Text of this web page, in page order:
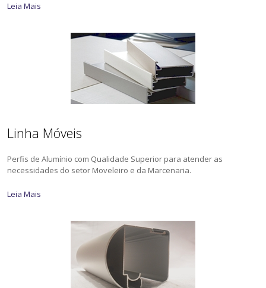
Leia Mais
Linha Móveis
Perfis de Alumínio com Qualidade Superior para atender as
necessidades do setor Moveleiro e da Marcenaria.
Leia Mais